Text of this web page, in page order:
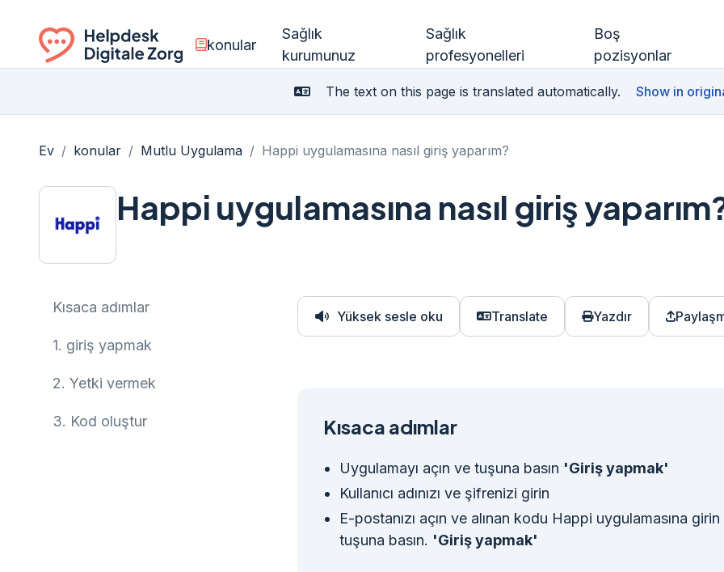
Ga naar de homepagina
konular
Sağlık
kurumunuz
Sağlık
profesyonelleri
Boş
pozisyonlar
The text on this page is translated automatically. Show in
Ev / konular / Mutlu Uygulama / Happi uygulamasına nasıl giriş yaparım?
Happi uygulamasına nasıl giriş
Kısaca adımlar
1. giriş yapmak
2. Yetki vermek
3. Kod oluştur
Yüksek sesle oku Translate Yazdır
Kısaca adımlar
Uygulamayı açın ve tuşuna basın 'Giriş yapmak'
Kullanıcı adınızı ve şifrenizi girin
E-postanızı açın ve alınan kodu Happi uygulamasına
tuşuna basın. 'Giriş yapmak'